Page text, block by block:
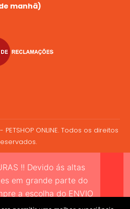
manhã)
PETSHOP ONLINE. Todos os direitos
!! Devido ás altas
em grande parte do
a escolha do ENVIO
compre alimento vivo a